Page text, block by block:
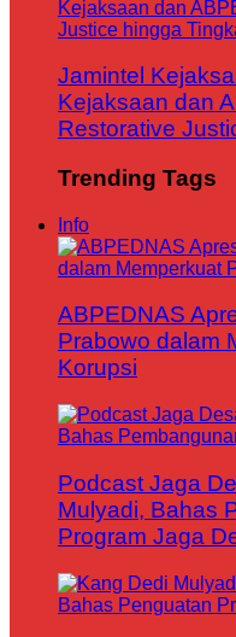
Jamintel
Kejaksaan dan
Restorative
Trending Tags
Info
ABPEDNAS
Prabowo dalam
Korupsi
Podcast Jaga
Mulyadi, Bahas
Program Jaga